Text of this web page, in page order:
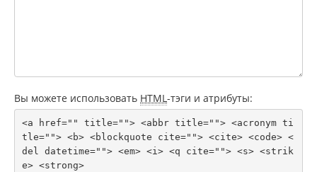
Вы можете использовать HTML -тэги и атрибуты:
<a href="" title=""> <abbr title=""> <acronym ti
tle=""> <b> <blockquote cite=""> <cite> <code> <
del datetime=""> <em> <i> <q cite=""> <s> <strik
e> <strong>